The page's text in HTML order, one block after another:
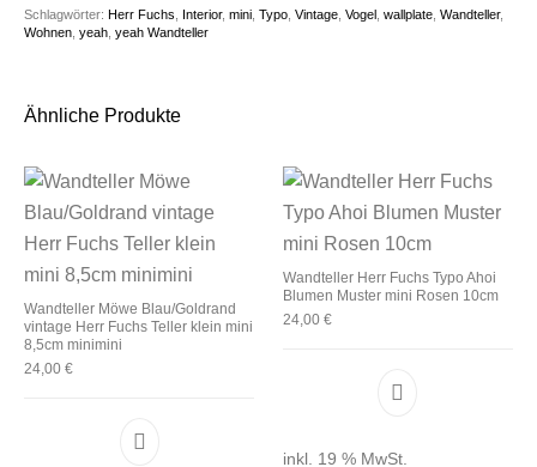
Schlagwörter:Herr Fuchs Interior,mini ,Typo ,Vintage ,Vogel ,wallplate ,Wandteller,
Wohnen ,yeah ,yeah Wandteller
Ähnliche Produkte
Wandteller Möwe Blau/Goldrand
vintage Herr Fuchs Teller klein mini
8,5cm minimini
24,00€
Wandteller Herr Fuchs Typo Ahoi
Blumen Muster mini Rosen 10cm
24,00 €
inkl. 19 % MwSt.